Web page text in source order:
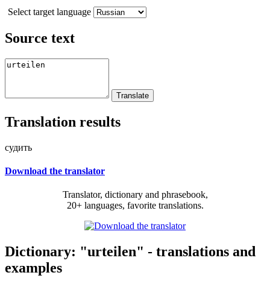
Select target language
Source text
Translation results
судить
Download the translator
Translator, dictionary and phrasebook,
20+ languages, favorite translations.
Dictionary: "urteilen" - translations and
examples